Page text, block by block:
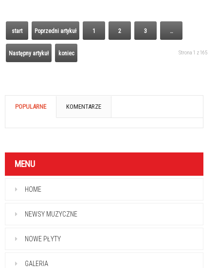
start Poprzedni artykuł 1 2 3 …
Następny artykuł koniec Strona 1 z 165
POPULARNE KOMENTARZE
MENU
HOME
NEWSY MUZYCZNE
NOWE PŁYTY
GALERIA